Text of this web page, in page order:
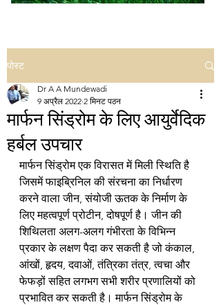
पोस्ट
मार्फन सिंड्रोम के लिए आयुर्वेदिक
हर्बल उपचार
Dr A A Mundewadi
9 अप्रैल 2022 2 मिनट पठन
मार्फन सिंड्रोम एक विरासत में मिली स्थिति है
जिसमें फाइब्रिनिल की संरचना का निर्धारण
करने वाला जीन, संयोजी ऊतक के निर्माण के
लिए महत्वपूर्ण प्रोटीन, दोषपूर्ण है। जीन की
शिथिलता अलग-अलग गंभीरता के विभिन्न
प्रकार के लक्षण पैदा कर सकती है जो कंकाल,
आंखों, हृदय, दवाओं, तंत्रिका तंत्र, त्वचा और
फेफड़ों सहित लगभग सभी शरीर प्रणालियों को
प्रभावित कर सकती है। मार्फन सिंड्रोम के